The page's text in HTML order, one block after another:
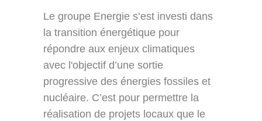
Le groupe Energie s’est investi dans
la transition énergétique pour
répondre aux enjeux climatiques
avec l'objectif d’une sortie
progressive des énergies fossiles et
nucléaire. C’est pour permettre la
réalisation de projets locaux que le